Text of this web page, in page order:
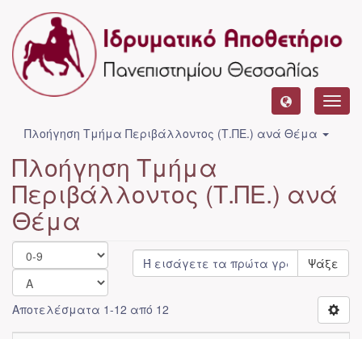
Πλοήγηση Τμήμα Περιβάλλοντος (Τ.ΠΕ.) ανά Θέμα
Πλοήγηση Τμήμα
Περιβάλλοντος (Τ.ΠΕ.) ανά
Θέμα
Ψάξε
Αποτελέσματα 1-12 από 12